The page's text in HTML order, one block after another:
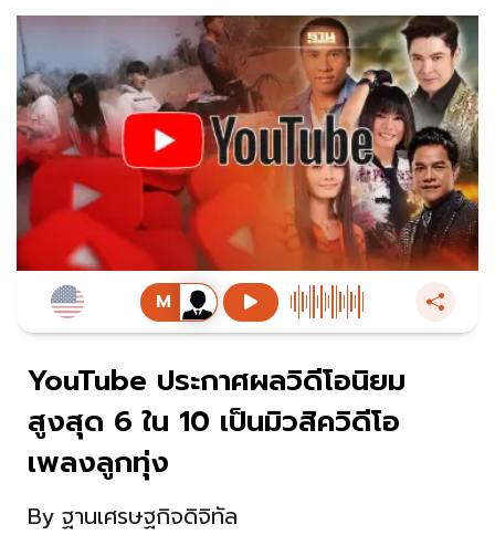
YouTube ประกาศผลวิดีโอนิยม
สูงสุด 6 ใน 10 เป็นมิวสิควิดีโอ
เพลงลูกทุ่ง
By ฐานเศรษฐกิจดิจิทัล